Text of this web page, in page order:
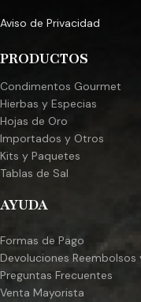
Aviso de Privacidad
PRODUCTOS
Condimentos Gourmet
Hierbas y Especias
Hojas de Oro
Importados y Otros
Kits y Paquetes
Tablas de Sal
AYUDA
Formas de Pago
Devoluciones Reembolsos
Preguntas Frecuentes
Venta Mayorista